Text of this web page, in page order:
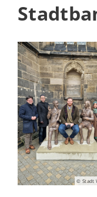
© Stadt